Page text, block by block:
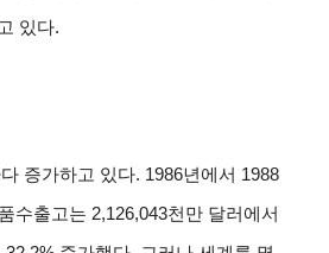
있다.
증가하고 있다. 1986년에서 1988
수출고는 2,126,043천만 달러에서